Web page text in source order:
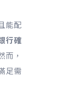
能配
行確
而，
足需